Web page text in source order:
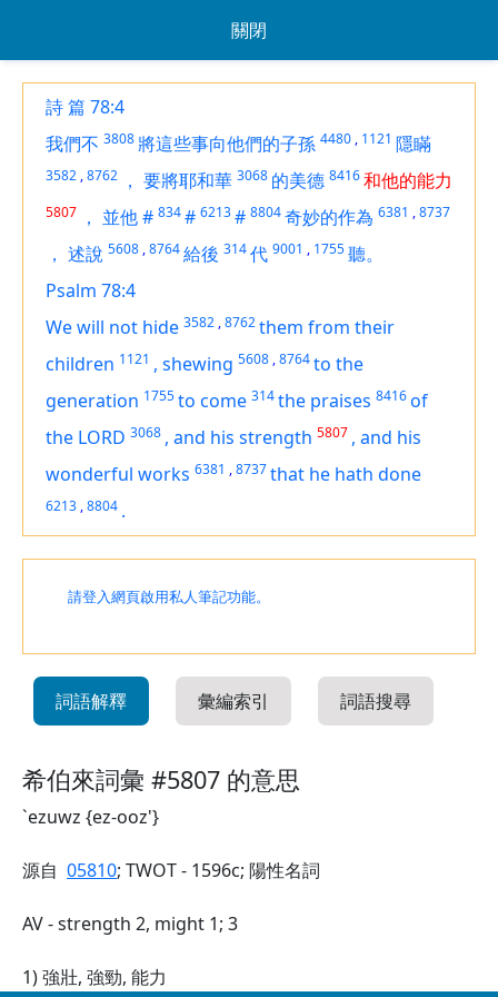
關閉
詩 篇 78:4
我們不 3808 將這些事向他們的子孫 4480 , 1121 隱瞞
3582 ,8762 ， 要將耶和華 3068 的美德 8416和他的能力
5807 ， 並他# 834# 6213# 8804奇妙的作為 6381 ,8737
， 述說 5608 ,8764給後 314代 9001 , 1755聽。
Psalm 78:4
We will not hide 3582 ,8762them from their
children 1121 , shewing 5608 ,8764to the
generation 1755to come 314the praises 8416of
the LORD 3068 , and his strength 5807 , and his
wonderful works 6381 ,8737that he hath done
6213 ,8804 .
請登入網頁啟用私人筆記功能。
詞語解釋 彙編索引 詞語搜尋
希伯來詞彙 #5807 的意思
`ezuwz {ez-ooz'}
源自 05810; TWOT - 1596c; 陽性名詞
AV - strength 2, might 1; 3
1) 強壯, 強勁, 能力